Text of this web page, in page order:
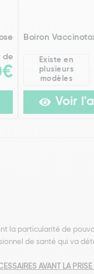
de
Boiron
Existe en
plusieurs
modèles
Voir
la particularité de
de santé qui va
AVANT LA